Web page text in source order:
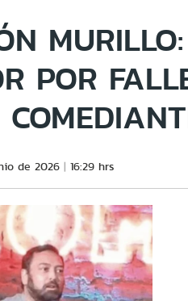
POR
de 2026 16:29 hrs